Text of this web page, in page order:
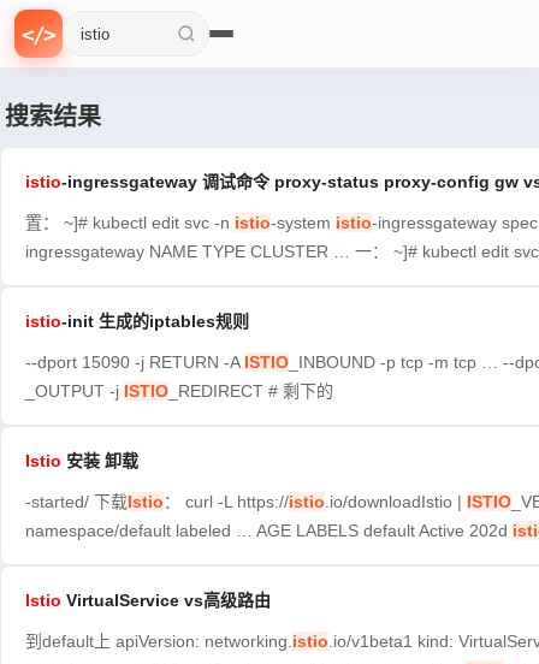
{=
0
</> 搜索文章
搜索结果
istio-ingressgateway 调试命令 proxy-status proxy-config gw
置： ~]# kubectl edit svc -n istio-system istio-ingressgateway
ingressgateway NAME TYPE CLUSTER … 一： ~]# kubectl edit
istio-init 生成的iptables规则
--dport 15090 -j RETURN -A ISTIO _INBOUND -p tcp -m tcp … --
_OUTPUT -j ISTIO _REDIRECT # 剩下的
Istio 安装 卸载
-started/ 下载Istio： curl -L https://istio .io/downloadIstio | ISTIO
namespace/default labeled … AGE LABELS default Active 202d
Istio VirtualService vs高级路由
到default上 apiVersion: networking. istio .io/v1beta1 kind: